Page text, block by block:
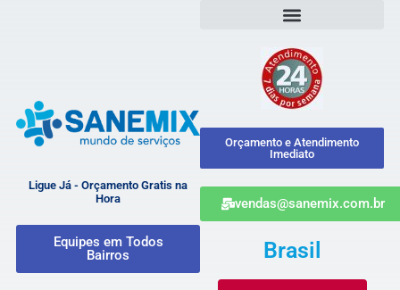
Ligue Já - Orçamento Gratis na
Hora
Equipes em Todos
Bairros
Orçamento e Atendimento
Imediato
vendas@sanemix.com.br
Brasil